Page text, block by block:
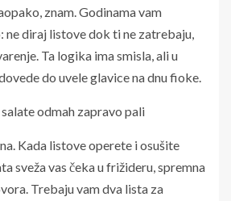
znam. Godinama vam
ne diraj listove dok ti ne zatrebaju,
Ta logika ima smisla, ali u
do uvele glavice na dnu fioke.
odmah zapravo pali
Kada listove operete i osušite
sveža vas čeka u frižideru, spremna
Trebaju vam dva lista za